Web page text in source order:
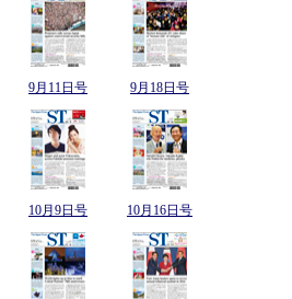
9月11日号 9月18日号
10月9日号 10月16日号